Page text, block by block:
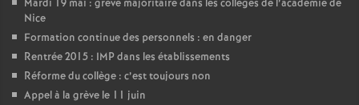
Mardi 19 mai : grève majoritaire dans les collèges de l’académie de
Nice
Formation continue des personnels : en danger
Rentrée 2015 : IMP dans les établissements
Réforme du collège : c’est toujours non
Appel à la grève le 11 juin